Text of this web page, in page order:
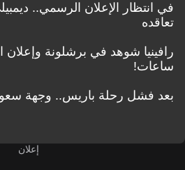
في انتظار الإعلان الرسمي..
تعاقده
رافينيا شوهد في برشلونة
ساعات!
بعد فشل رحلة باريس.. وجهة
إعلان